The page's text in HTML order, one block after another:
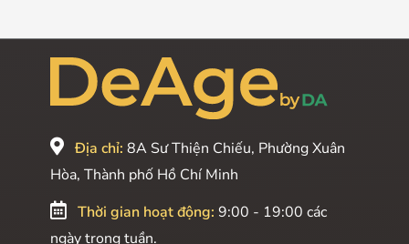
Địa chỉ: 8A Sư Thiện Chiếu, Phường Xuân
Hòa, Thành phố Hồ Chí Minh
Thời gian hoạt động: 9:00 - 19:00 các
ngày trong tuần.